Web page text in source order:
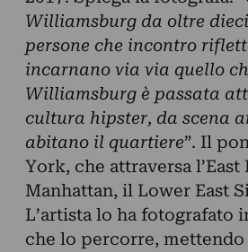
Williamsburg da oltre
persone che incontro
incarnano via via quello
Williamsburg è passata
cultura hipster, da scena
abitano il quartiere”. Il
York, che attraversa
Manhattan, il Lower East
L’artista lo ha fotografato
che lo percorre,